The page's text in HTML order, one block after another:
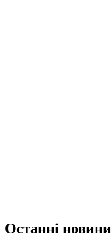
Останні новини